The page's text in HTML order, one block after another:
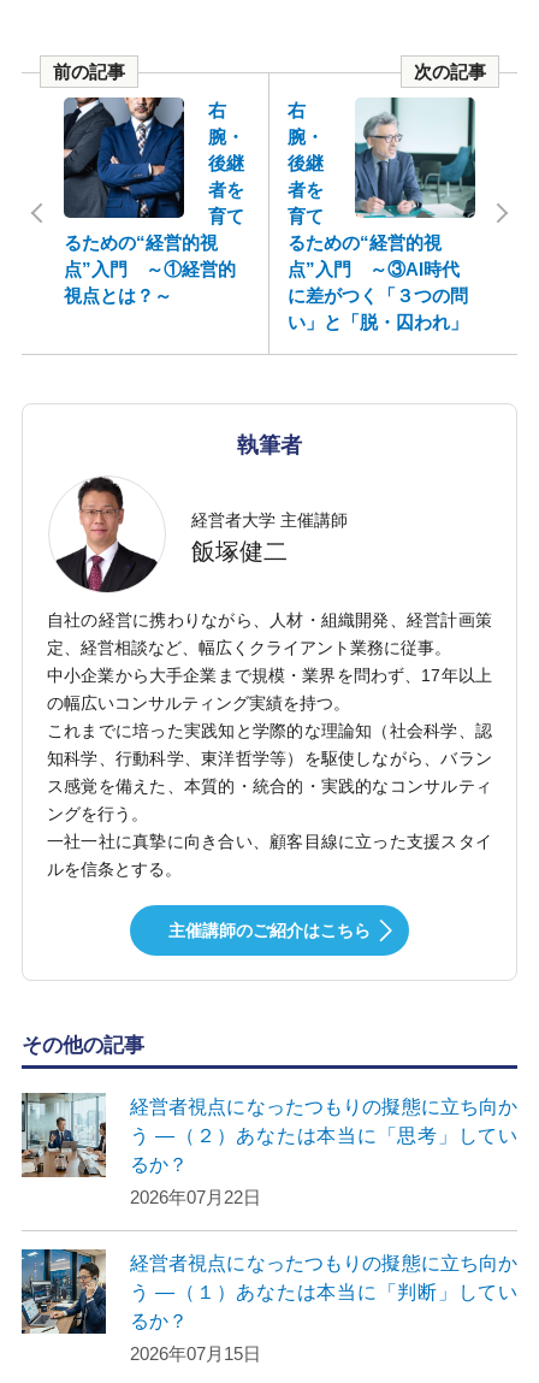
前の記事
右
腕・
後継
者を
育て
るための“経営的視
点”入門 ～①経営的
視点とは？～
次の記事
右
腕・
後継
者を
育て
るための“経営的視
点”入門 ～③AI時代
に差がつく「３つの問
い」と「脱・囚われ」
執筆者
経営者大学 主催講師
飯塚健二
自社の経営に携わりながら、人材・組織開発、経営計画策
定、経営相談など、幅広くクライアント業務に従事。
中小企業から大手企業まで規模・業界を問わず、17年以上
の幅広いコンサルティング実績を持つ。
これまでに培った実践知と学際的な理論知（社会科学、認
知科学、行動科学、東洋哲学等）を駆使しながら、バラン
ス感覚を備えた、本質的・統合的・実践的なコンサルティ
ングを行う。
一社一社に真摯に向き合い、顧客目線に立った支援スタイ
ルを信条とする。
主催講師のご紹介はこちら
その他の記事
経営者視点になったつもりの擬態に立ち向か
う ―（２）あなたは本当に「思考」してい
るか？
2026年07月22日
経営者視点になったつもりの擬態に立ち向か
う ―（１）あなたは本当に「判断」してい
るか？
2026年07月15日